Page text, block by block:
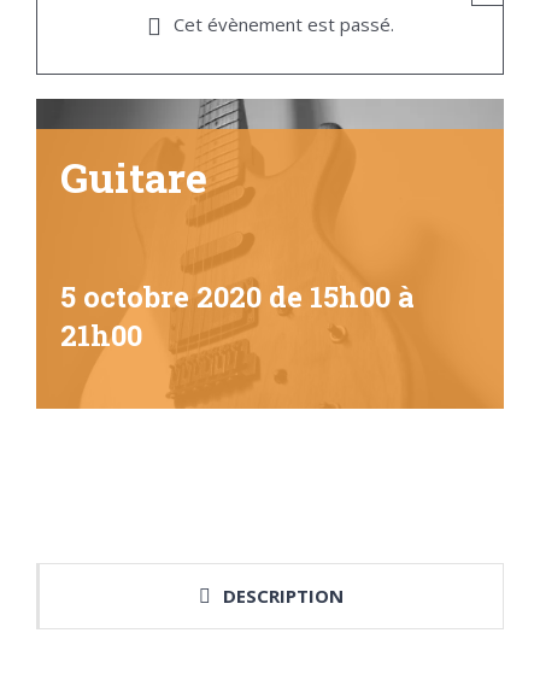
Cet évènement est passé.
Guitare
5 octobre 2020 de 15h00 à
21h00
DESCRIPTION